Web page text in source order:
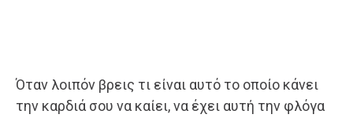
Όταν λοιπόν βρεις τι είναι αυτό το οποίο κάνει
την καρδιά σου να καίει, να έχει αυτή την φλόγα